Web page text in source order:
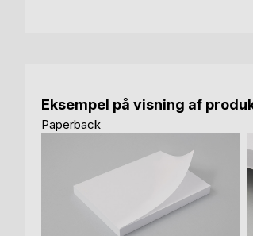
Eksempel på visning af
Paperback